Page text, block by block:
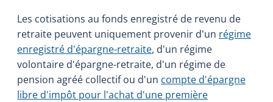
Les cotisations au fonds enregistré de revenu de
retraite peuvent uniquement provenir d'un régime
enregistré d'épargne-retraite, d'un régime
volontaire d'épargne-retraite, d'un régime de
pension agréé collectif ou d'un compte d'épargne
libre d'impôt pour l'achat d'une première